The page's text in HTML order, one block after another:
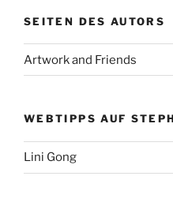
SEITEN DES AUTORS
Artwork and Friends
WEBTIPPS AUF
Lini Gong